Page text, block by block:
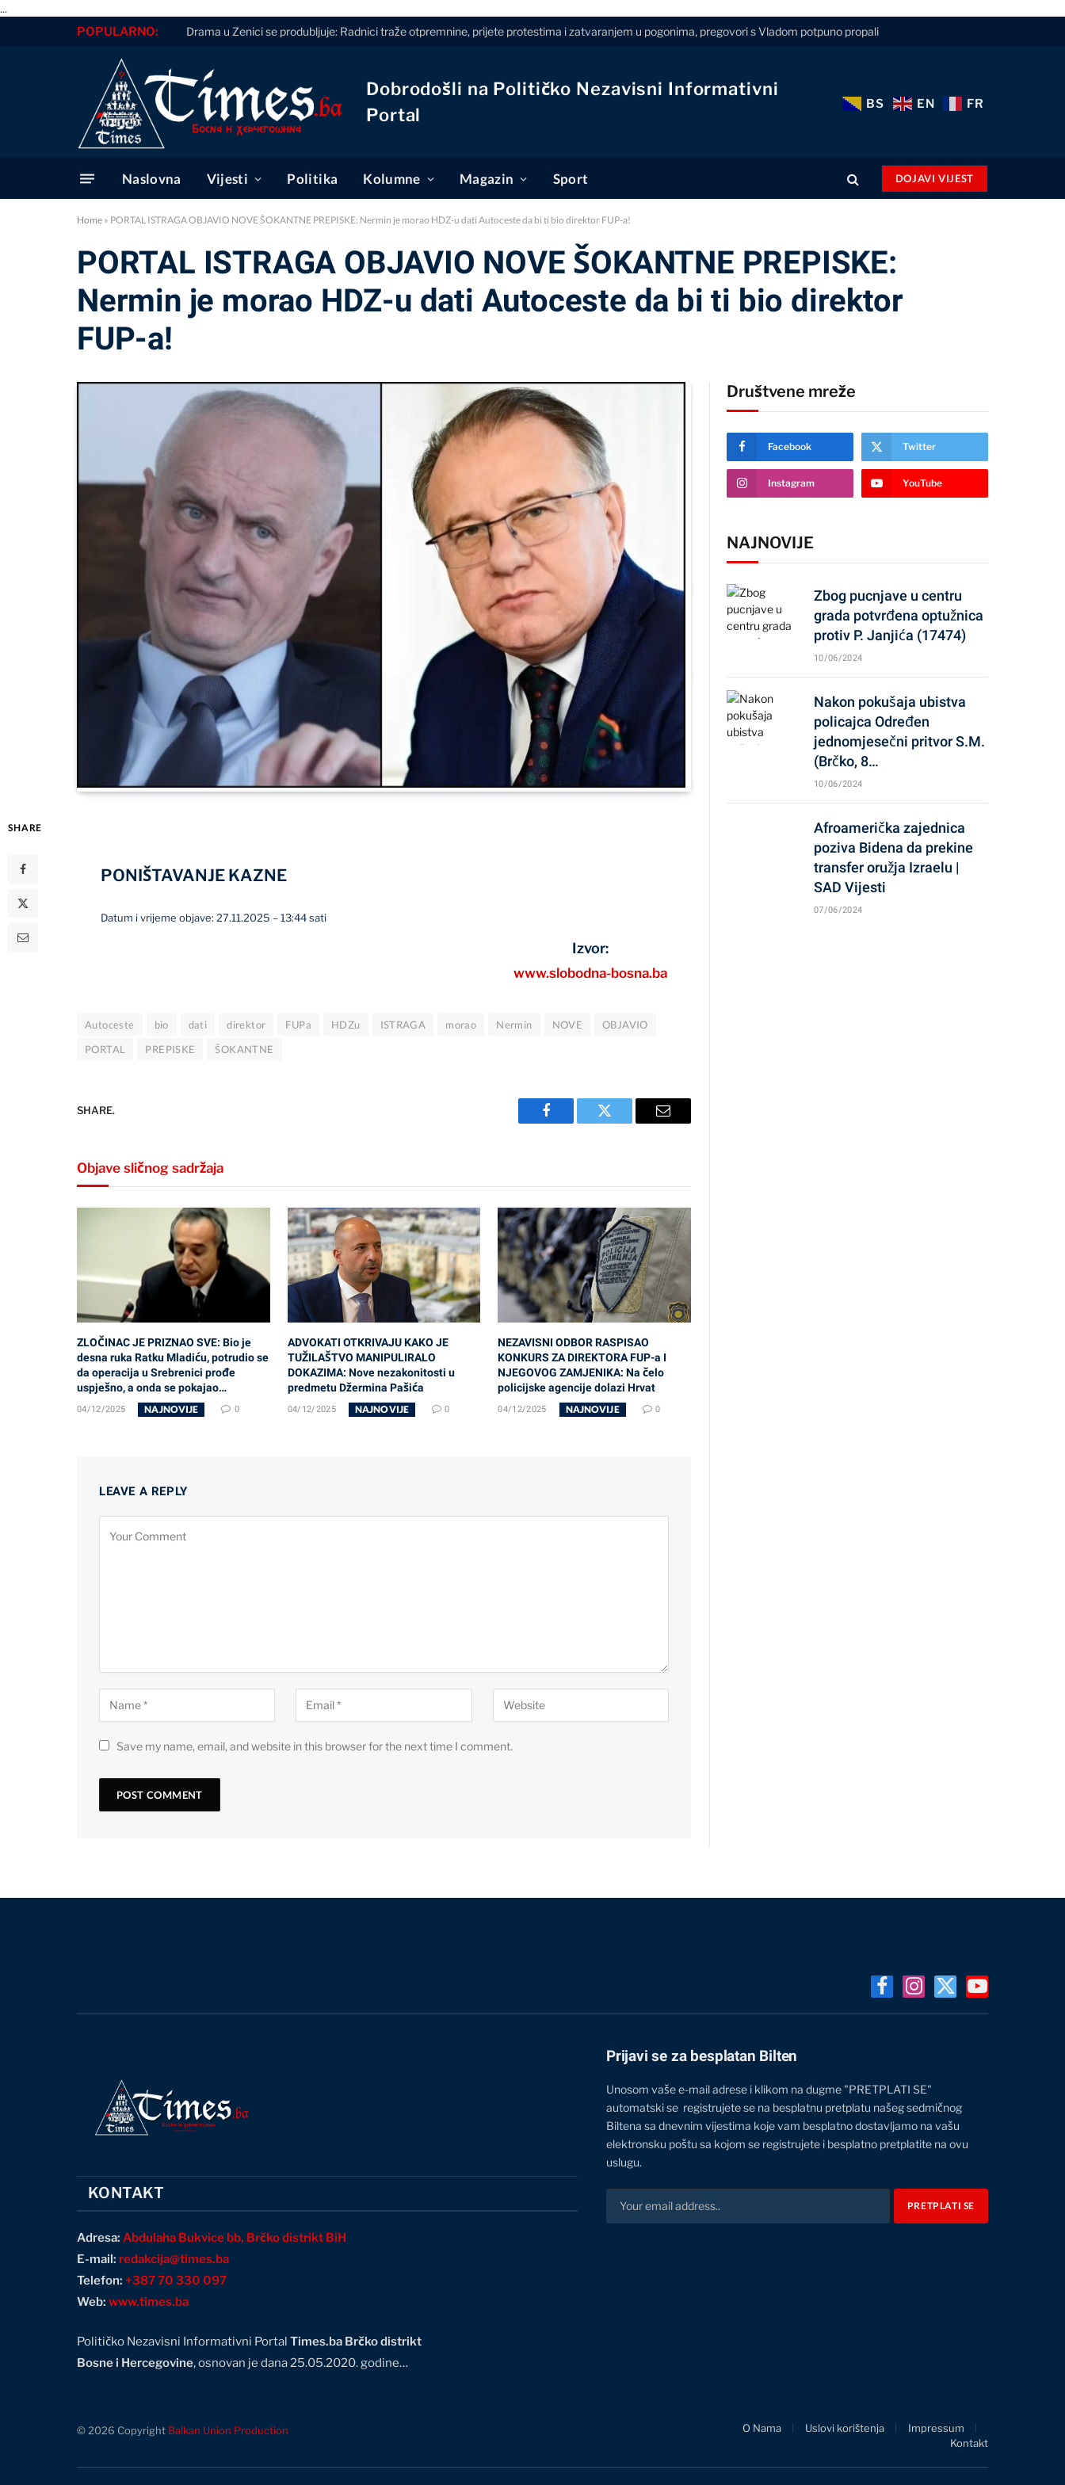
...
POPULARNO: Drama u Zenici se produbljuje: Radnici traže otpremnine, prijete protestima i zatvaranjem u pogonima, pregovori s Vladom potpuno propali
Dobrodošli na Političko Nezavisni Informativni
Portal
BS EN FR
Naslovna Vijesti Politika Kolumne Magazin Sport DOJAVI VIJEST
Home » PORTAL ISTRAGA OBJAVIO NOVE ŠOKANTNE PREPISKE: Nermin je morao HDZ-u dati Autoceste da bi ti bio direktor FUP-a!
PORTAL ISTRAGA OBJAVIO NOVE ŠOKANTNE PREPISKE:
Nermin je morao HDZ-u dati Autoceste da bi ti bio direktor
FUP-a!
SHARE
PONIŠTAVANJE KAZNE
Datum i vrijeme objave: 27.11.2025 – 13:44 sati
Izvor:
www.slobodna-bosna.ba
Autoceste bio dati direktor FUPa HDZu ISTRAGA morao Nermin NOVE
OBJAVIO
PORTAL
PREPISKE ŠOKANTNE
SHARE.
Facebook Twitter Email
Objave sličnog sadržaja
ZLOČINAC JE PRIZNAO SVE: Bio je
desna ruka Ratku Mladiću, potrudio se
da operacija u Srebrenici prođe
uspješno, a onda se pokajao…
04/12/2025 NAJNOVIJE 0
ADVOKATI OTKRIVAJU KAKO JE
TUŽILAŠTVO MANIPULIRALO
DOKAZIMA: Nove nezakonitosti u
predmetu Džermina Pašića
04/12/2025 NAJNOVIJE 0
NEZAVISNI ODBOR RASPISAO
KONKURS ZA DIREKTORA FUP-a I
NJEGOVOG ZAMJENIKA: Na čelo
policijske agencije dolazi Hrvat
04/12/2025 NAJNOVIJE 0
LEAVE A REPLY
Save my name, email, and website in this browser for the next time I comment.
Društvene mreže
Facebook Twitter
Instagram YouTube
NAJNOVIJE
Zbog pucnjave u centru
grada potvrđena optužnica
protiv P. Janjića (17474)
10/06/2024
Nakon pokušaja ubistva
policajca Određen
jednomjesečni pritvor S.M.
(Brčko, 8…
10/06/2024
Afroamerička zajednica
poziva Bidena da prekine
transfer oružja Izraelu |
SAD Vijesti
07/06/2024
FacebookInstagram
X
(Twitter)
YouTube
KONTAKT
Adresa: Abdulaha Bukvice bb, Brčko distrikt BiH
E-mail: redakcija@times.ba
Telefon: +387 70 330 097
Web: www.times.ba
Političko Nezavisni Informativni Portal Times.ba Brčko distrikt
Bosne i Hercegovine, osnovan je dana 25.05.2020. godine…
Prijavi se za besplatan Bilten
Unosom vaše e-mail adrese i klikom na dugme "PRETPLATI SE"
automatski se registrujete se na besplatnu pretplatu našeg sedmičnog
Biltena sa dnevnim vijestima koje vam besplatno dostavljamo na vašu
elektronsku poštu sa kojom se registrujete i besplatno pretplatite na ovu
uslugu.
© 2026 Copyright Balkan Union Production O Nama Uslovi korištenja
Impressum
Kontakt